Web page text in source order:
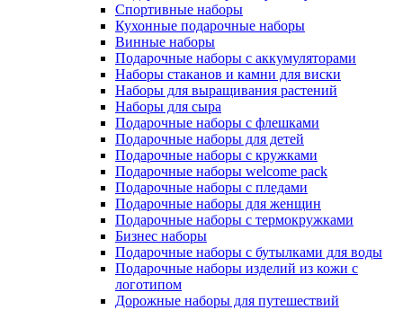
Спортивные наборы
Кухонные подарочные наборы
Винные наборы
Подарочные наборы с аккумуляторами
Наборы стаканов и камни для виски
Наборы для выращивания растений
Наборы для сыра
Подарочные наборы с флешками
Подарочные наборы для детей
Подарочные наборы с кружками
Подарочные наборы welcome pack
Подарочные наборы с пледами
Подарочные наборы для женщин
Подарочные наборы с термокружками
Бизнес наборы
Подарочные наборы с бутылками для воды
Подарочные наборы изделий из кожи с
логотипом
Дорожные наборы для путешествий